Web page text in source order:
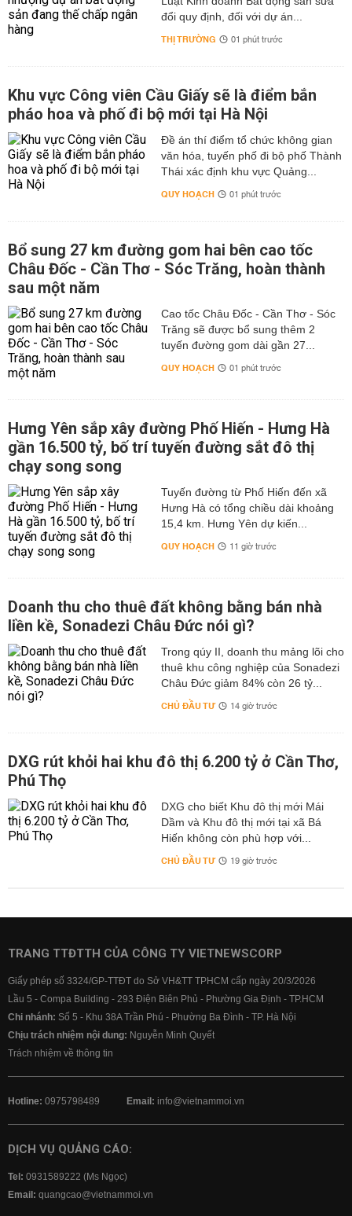
đổi quy định, đối với dự án...
THỊ TRƯỜNG 01 phút trước
Khu vực Công viên Cầu Giấy sẽ là điểm bắn
pháo hoa và phố đi bộ mới tại Hà Nội
Đề án thí điểm tổ chức không gian
văn hóa, tuyến phố đi bộ phố Thành
Thái xác định khu vực Quảng...
QUY HOẠCH 01 phút trước
Bổ sung 27 km đường gom hai bên cao tốc
Châu Đốc - Cần Thơ - Sóc Trăng, hoàn thành
sau một năm
Cao tốc Châu Đốc - Cần Thơ - Sóc
Trăng sẽ được bổ sung thêm 2
tuyến đường gom dài gần 27...
QUY HOẠCH 01 phút trước
Hưng Yên sắp xây đường Phố Hiến - Hưng Hà
gần 16.500 tỷ, bố trí tuyến đường sắt đô thị
chạy song song
Tuyến đường từ Phố Hiến đến xã
Hưng Hà có tổng chiều dài khoảng
15,4 km. Hưng Yên dự kiến...
QUY HOẠCH 11 giờ trước
Doanh thu cho thuê đất không bằng bán nhà
liền kề, Sonadezi Châu Đức nói gì?
Trong qúy II, doanh thu mảng lõi cho
thuê khu công nghiệp của Sonadezi
Châu Đức giảm 84% còn 26 tỷ...
CHỦ ĐẦU TƯ 14 giờ trước
DXG rút khỏi hai khu đô thị 6.200 tỷ ở Cần Thơ,
Phú Thọ
DXG cho biết Khu đô thị mới Mái
Dầm và Khu đô thị mới tại xã Bá
Hiến không còn phù hợp với...
CHỦ ĐẦU TƯ 19 giờ trước
TRANG TTĐTTH CỦA CÔNG TY VIETNEWSCORP
Giấy phép số 3324/GP-TTĐT do Sở VH&TT TPHCM cấp ngày 20/3/2026
Lầu 5 - Compa Building - 293 Điện Biên Phủ - Phường Gia Định - TP.HCM
Chi nhánh: Số 5 - Khu 38A Trần Phú - Phường Ba Đình - TP. Hà Nội
Chịu trách nhiệm nội dung: Nguyễn Minh Quyết
Trách nhiệm về thông tin
Hotline: 0975798489 Email: info@vietnammoi.vn
DỊCH VỤ QUẢNG CÁO:
Tel: 0931589222 (Ms Ngọc)
Email: quangcao@vietnammoi.vn